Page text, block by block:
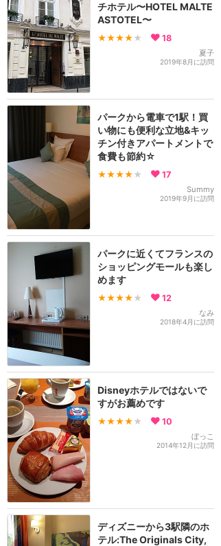
チホテル〜HOTEL MALTE
ASTOTEL〜
★★★★ ★ 18
夏子
2019年8月に訪問
パークから電車で1駅！買
い物にも便利な立地&キッ
チン付きアパートメントで
食費も節約☆
★★★★ ★ 17
Summy
2019年9月に訪問
パークに近くてフランスの
ショッピングモールも楽し
めます
★★★★ ★ 12
なみ
2018年4月に訪問
Disneyホテルではないで
すがお薦めです
★★★★ ★ 10
ぼっこ
2014年12月に訪問
ディズニーから3駅隣のホ
テル:The Originals City,